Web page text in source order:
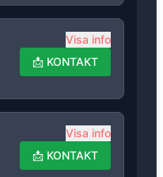
Visa info
📩 KONTAKT
Visa info
📩 KONTAKT